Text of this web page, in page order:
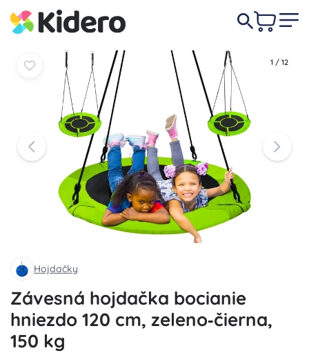
1 / 12
Hojdačky
Závesná hojdačka bocianie
hniezdo 120 cm, zeleno‑čierna,
150 kg
38,90 € Do košíka